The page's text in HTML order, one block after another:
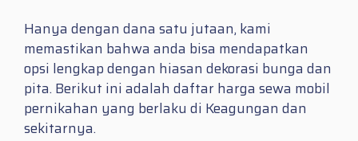
Hanya dengan dana satu jutaan, kami
memastikan bahwa anda bisa mendapatkan
opsi lengkap dengan hiasan dekorasi bunga dan
pita. Berikut ini adalah daftar harga sewa mobil
pernikahan yang berlaku di Keagungan dan
sekitarnya.